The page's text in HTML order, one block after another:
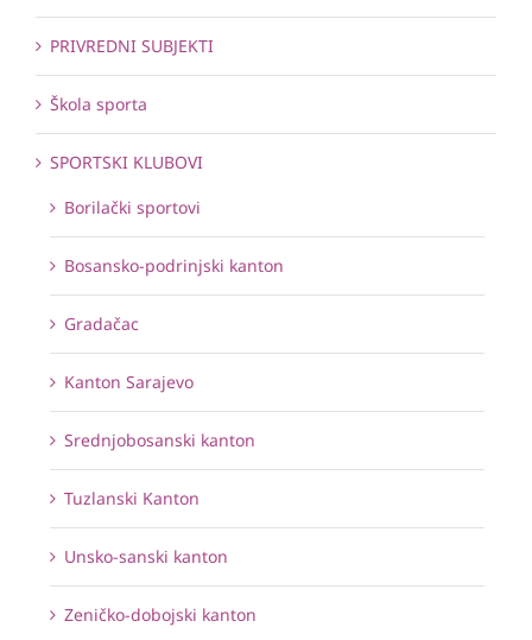
PRIVREDNI SUBJEKTI
Škola sporta
SPORTSKI KLUBOVI
Borilački sportovi
Bosansko-podrinjski kanton
Gradačac
Kanton Sarajevo
Srednjobosanski kanton
Tuzlanski Kanton
Unsko-sanski kanton
Zeničko-dobojski kanton